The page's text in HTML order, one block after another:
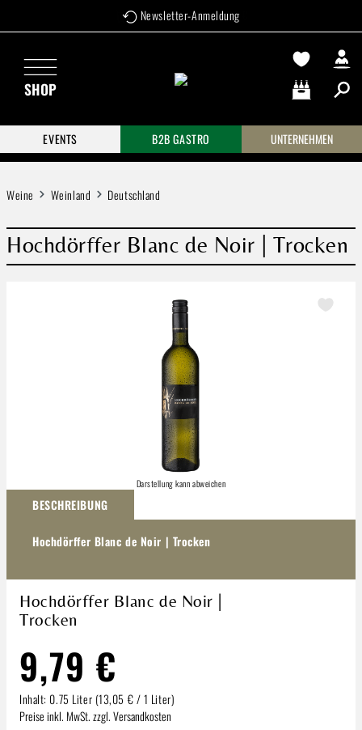
Zum Hauptinhalt springen Newsletter-Anmeldung
SHOP
Warenkorb
EVENTS
B2B GASTRO UNTERNEHMEN
Weine Weinland Deutschland
Hochdörffer Blanc de Noir | Trocken
Darstellung kann abweichen
BESCHREIBUNG
Hochdörffer Blanc de Noir | Trocken
Hochdörffer Blanc de Noir |
Trocken
9,79 €
Inhalt: 0.75 Liter (13,05 € / 1 Liter)
Preise inkl. MwSt. zzgl. Versandkosten